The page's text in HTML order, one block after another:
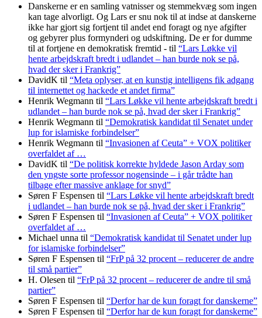
Danskerne er en samling vatnisser og stemmekvæg som ingen
kan tage alvorligt. Og Lars er snu nok til at indse at danskerne
ikke har gjort sig fortjent til andet end foragt og nye afgifter
og gebyrer plus formynderi og udskiftning. De er for dumme
til at fortjene en demokratisk fremtid - til “Lars Løkke vil
hente arbejdskraft bredt i udlandet – han burde nok se på,
hvad der sker i Frankrig”
DavidK til “Meta oplyser, at en kunstig intelligens fik adgang
til internettet og hackede et andet firma”
Henrik Wegmann til “Lars Løkke vil hente arbejdskraft bredt i
udlandet – han burde nok se på, hvad der sker i Frankrig”
Henrik Wegmann til “Demokratisk kandidat til Senatet under
lup for islamiske forbindelser”
Henrik Wegmann til “Invasionen af Ceuta” + VOX politiker
overfaldet af …
DavidK til “De politisk korrekte hyldede Jason Arday som
den yngste sorte professor nogensinde – i går trådte han
tilbage efter massive anklage for snyd”
Søren F Espensen til “Lars Løkke vil hente arbejdskraft bredt
i udlandet – han burde nok se på, hvad der sker i Frankrig”
Søren F Espensen til “Invasionen af Ceuta” + VOX politiker
overfaldet af …
Michael unna til “Demokratisk kandidat til Senatet under lup
for islamiske forbindelser”
Søren F Espensen til “FrP på 32 procent – reducerer de andre
til små partier”
H. Olesen til “FrP på 32 procent – reducerer de andre til små
partier”
Søren F Espensen til “Derfor har de kun foragt for danskerne”
Søren F Espensen til “Derfor har de kun foragt for danskerne”